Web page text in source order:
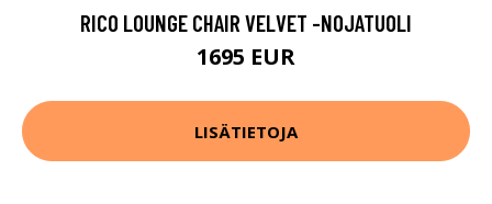
RICO LOUNGE CHAIR VELVET -NOJATUOLI
1695 EUR
LISÄTIETOJA